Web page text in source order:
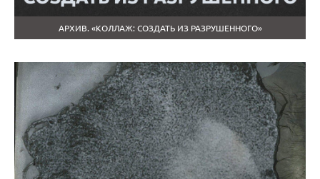
АРХИВ. «КОЛЛАЖ: СОЗДАТЬ ИЗ РАЗРУШЕННОГО»